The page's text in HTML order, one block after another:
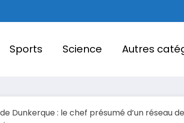
Sports Science Autres